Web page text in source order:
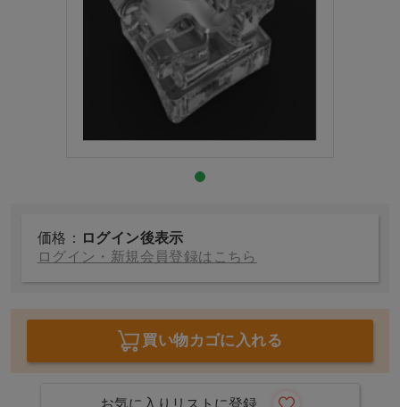
価格： ログイン後表示
ログイン・新規会員登録はこちら
買い物カゴに入れる